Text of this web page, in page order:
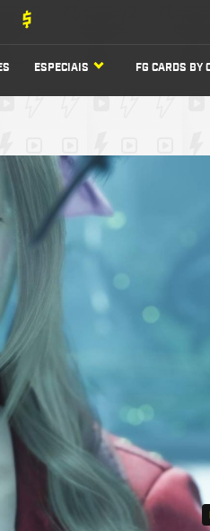
ESPECIAIS FG CARDS BY